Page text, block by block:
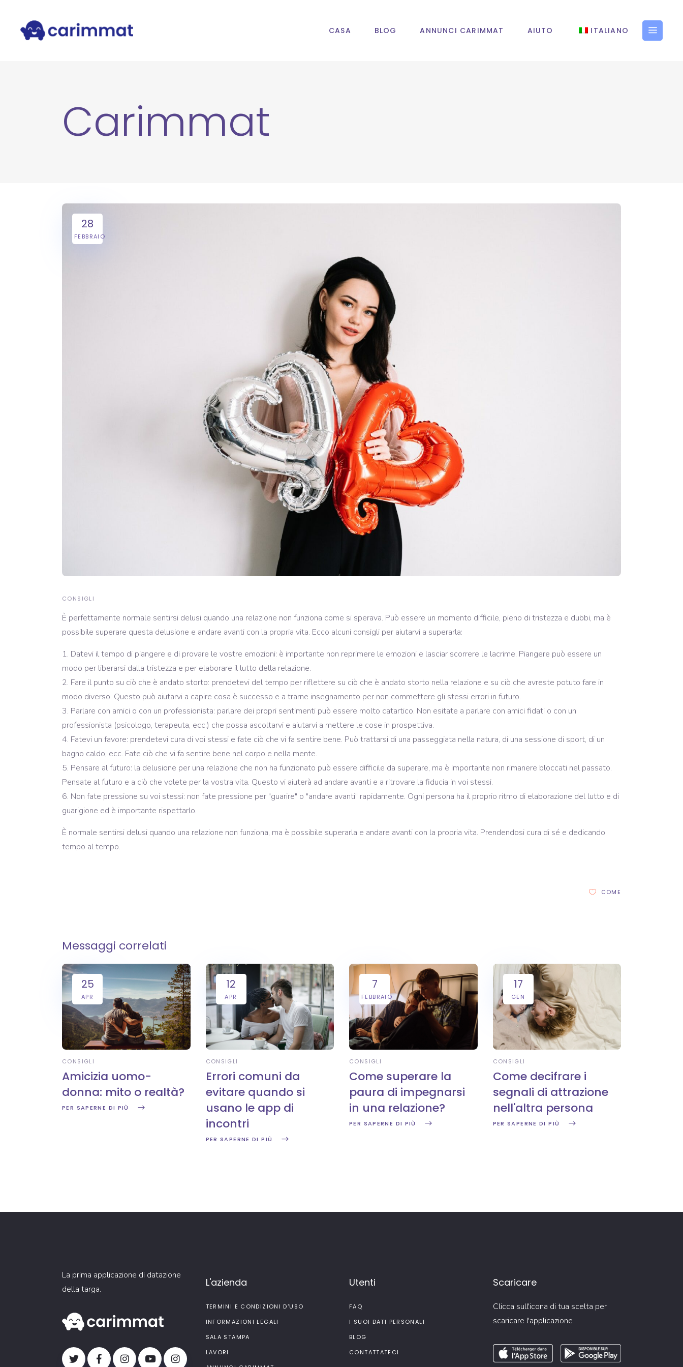
CASA BLOG ANNUNCI CARIMMAT AIUTO ITALIANO
Carimmat
28
FEBBRAIO
CONSIGLI
È perfettamente normale sentirsi delusi quando una relazione non funziona come si sperava. Può essere un momento difficile, pieno di tristezza e dubbi, ma è
possibile superare questa delusione e andare avanti con la propria vita. Ecco alcuni consigli per aiutarvi a superarla:
Datevi il tempo di piangere e di provare le vostre emozioni: è importante non reprimere le emozioni e lasciar scorrere le lacrime. Piangere può essere un
modo per liberarsi dalla tristezza e per elaborare il lutto della relazione.
Fare il punto su ciò che è andato storto: prendetevi del tempo per riflettere su ciò che è andato storto nella relazione e su ciò che avreste potuto fare in
modo diverso. Questo può aiutarvi a capire cosa è successo e a trarne insegnamento per non commettere gli stessi errori in futuro.
Parlare con amici o con un professionista: parlare dei propri sentimenti può essere molto catartico. Non esitate a parlare con amici fidati o con un
professionista (psicologo, terapeuta, ecc.) che possa ascoltarvi e aiutarvi a mettere le cose in prospettiva.
Fatevi un favore: prendetevi cura di voi stessi e fate ciò che vi fa sentire bene. Può trattarsi di una passeggiata nella natura, di una sessione di sport, di un
bagno caldo, ecc. Fate ciò che vi fa sentire bene nel corpo e nella mente.
Pensare al futuro: la delusione per una relazione che non ha funzionato può essere difficile da superare, ma è importante non rimanere bloccati nel passato.
Pensate al futuro e a ciò che volete per la vostra vita. Questo vi aiuterà ad andare avanti e a ritrovare la fiducia in voi stessi.
Non fate pressione su voi stessi: non fate pressione per "guarire" o "andare avanti" rapidamente. Ogni persona ha il proprio ritmo di elaborazione del lutto e di
guarigione ed è importante rispettarlo.
È normale sentirsi delusi quando una relazione non funziona, ma è possibile superarla e andare avanti con la propria vita. Prendendosi cura di sé e dedicando
tempo al tempo.
COME
Messaggi correlati
25
APR
CONSIGLI
Amicizia uomo-
donna: mito o realtà?
PER SAPERNE DI PIÙ
12
APR
CONSIGLI
Errori comuni da
evitare quando si
usano le app di
incontri
PER SAPERNE DI PIÙ
7
FEBBRAIO
CONSIGLI
Come superare la
paura di impegnarsi
in una relazione?
PER SAPERNE DI PIÙ
17
GEN
CONSIGLI
Come decifrare i
segnali di attrazione
nell'altra persona
PER SAPERNE DI PIÙ
La prima applicazione di datazione
della targa.
L'azienda
TERMINI E CONDIZIONI D'USO
INFORMAZIONI LEGALI
SALA STAMPA
LAVORI
Utenti
FAQ
I SUOI DATI PERSONALI
BLOG
CONTATTATECI
Scaricare
Clicca sull'icona di tua scelta per
scaricare l'applicazione